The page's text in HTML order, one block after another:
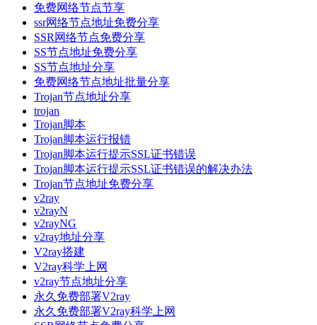
免费网络节点节享
ssr网络节点地址免费分享
SSR网络节点免费分享
SS节点地址免费分享
SS节点地址分享
免费网络节点地址批量分享
Trojan节点地址分享
trojan
Trojan脚本
Trojan脚本运行报错
Trojan脚本运行提示SSL证书错误
Trojan脚本运行提示SSL证书错误的解决办法
Trojan节点地址免费分享
v2ray
v2rayN
v2rayNG
v2ray地址分享
V2ray搭建
V2ray科学上网
v2ray节点地址分享
永久免费部署V2ray
永久免费部署V2ray科学上网